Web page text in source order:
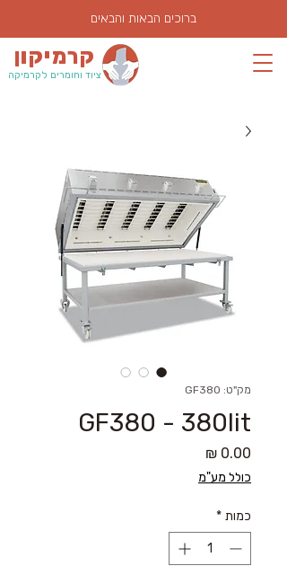
ברוכים הבאות והבאים
קרמיקון
ציוד וחומרים לקרמיקה
מק"ט: GF380
GF380 - 380lit
כולל מע"מ
כמות *